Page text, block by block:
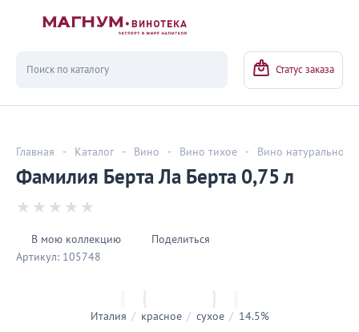
Статус заказа
Главная - Каталог - Вино - Вино тихое - Вино натуральное
Фамилия Берта Ла Берта 0,75 л
В мою коллекцию
Поделиться
Артикул: 105748
Италия / красное / сухое / 14.5%